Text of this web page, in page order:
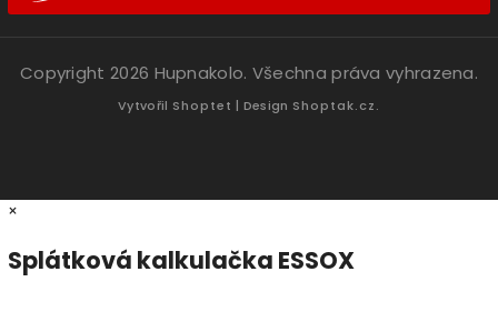
Copyright 2026 Hupnakolo. Všechna práva vyhrazena.
Vytvořil Shoptet | Design Shoptak.cz.
×
Splátková kalkulačka ESSOX